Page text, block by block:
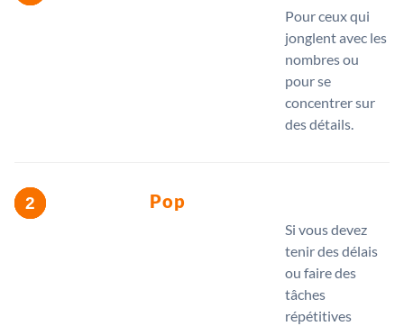
Pour ceux qui
jonglent avec les
nombres ou
pour se
concentrer sur
des détails.
Pop
Si vous devez
tenir des délais
ou faire des
tâches
répétitives